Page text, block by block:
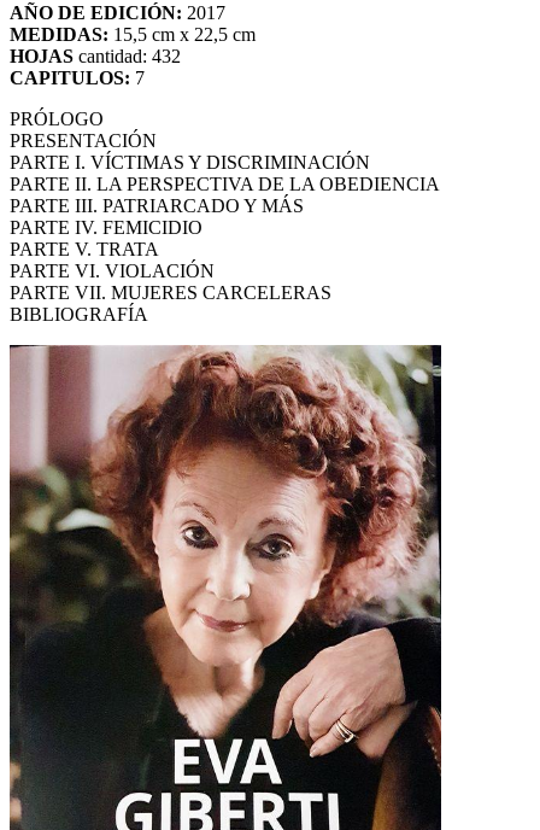
AÑO DE EDICIÓN: 2017
MEDIDAS: 15,5 cm x 22,5 cm
HOJAS cantidad: 432
CAPITULOS: 7
PRÓLOGO
PRESENTACIÓN
PARTE I. VÍCTIMAS Y DISCRIMINACIÓN
PARTE II. LA PERSPECTIVA DE LA OBEDIENCIA
PARTE III. PATRIARCADO Y MÁS
PARTE IV. FEMICIDIO
PARTE V. TRATA
PARTE VI. VIOLACIÓN
PARTE VII. MUJERES CARCELERAS
BIBLIOGRAFÍA